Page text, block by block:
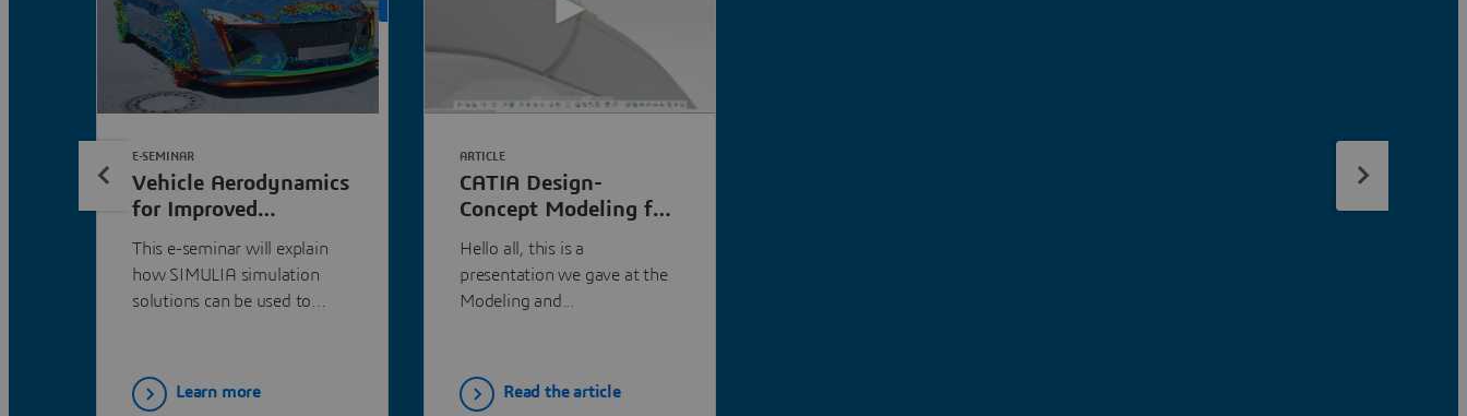
Vehicle Aerodynamics
for Improved
Efficiency &
Certification |
Dassault Systèmes
This e-seminar will explain
how SIMULIA simulation
solutions can be used to
developing new vehicle
designs.
E-SEMINAR
Learn more
CATIA Design-
Concept Modeling for
Hello all, this is a
presentation we gave at the
Modeling and...
ARTICLE
Read the article